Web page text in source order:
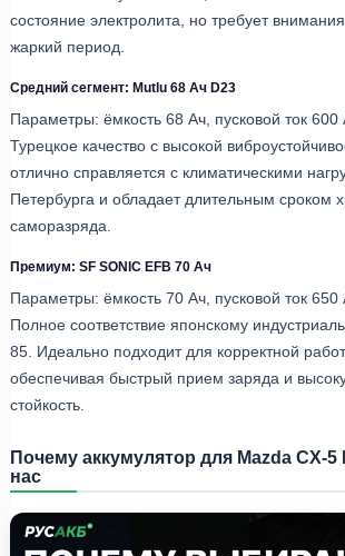
состояние электролита, но требует
жаркий период.
Средний сегмент: Mutlu 68 Ач D23
Параметры: ёмкость 68 Ач, пусковой ток 600
Турецкое качество с высокой
отлично справляется с климатическими
Петербурга и обладает длительным сроком
саморазряда.
Премиум: SF SONIC EFB 70 Ач
Параметры: ёмкость 70 Ач, пусковой ток 650
Полное соответствие японскому
85. Идеально подходит для корректной
обеспечивая быстрый прием заряда и
стойкость.
Почему аккумулятор для Mazda CX-5
нас